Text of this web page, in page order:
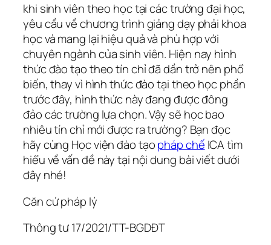
khi sinh viên theo học tại các trường đại học,
yêu cầu về chương trình giảng dạy phải khoa
học và mang lại hiệu quả và phù hợp với
chuyên ngành của sinh viên. Hiện nay hình
thức đào tạo theo tín chỉ đã dần trở nên phổ
biến, thay vì hình thức đào tại theo học phần
trước đây, hình thức này đang được đông
đảo các trường lựa chọn. Vậy sẽ học bao
nhiêu tín chỉ mới được ra trường? Bạn đọc
hãy cùng Học viện đào tạopháp chế ICA tìm
hiểu về vấn đề này tại nội dung bài viết dưới
đây nhé!
Căn cứ pháp lý
Thông tư 17/2021/TT-BGDĐT